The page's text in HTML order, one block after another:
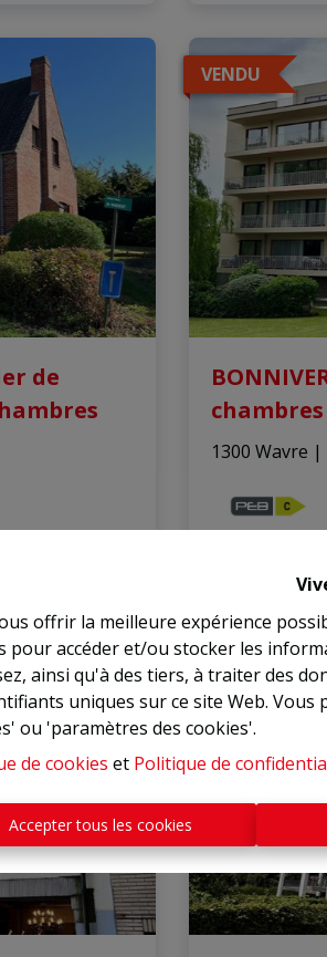
offrir la meilleure expérience
pour accéder et/ou stocker les
ainsi qu'à des tiers, à traiter des
uniques sur ce site Web.
ou 'paramètres des cookies'.
de cookies et Politique de
Accepter tous les cookies
de
VENDU
chambres
1300 Wavre |
VENDU